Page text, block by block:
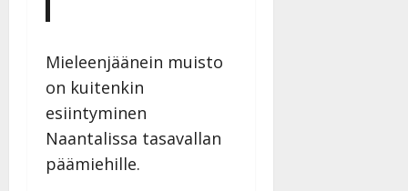
Mieleenjäänein muisto
on kuitenkin
esiintyminen
Naantalissa tasavallan
päämiehille.